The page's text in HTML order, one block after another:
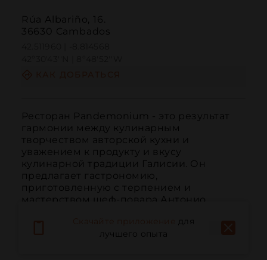
Rúa Albariño, 16.
36630 Cambados
Ресторан Pandemonium - это результат
гармонии между кулинарным
творчеством авторской кухни и
уважением к продукту и вкусу
кулинарной традиции Галисии. Он
предлагает гастрономию,
приготовленную с терпением и
мастерством шеф-повара Антонио
ресторане, соответствующем...
ЧИТАТЬ ДАЛЬШЕ
для
лучшего опыта